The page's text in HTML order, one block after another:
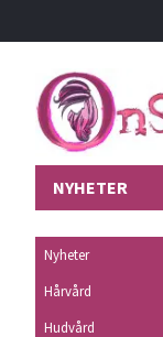
NYHETER
Nyheter
Hårvård
Hudvård